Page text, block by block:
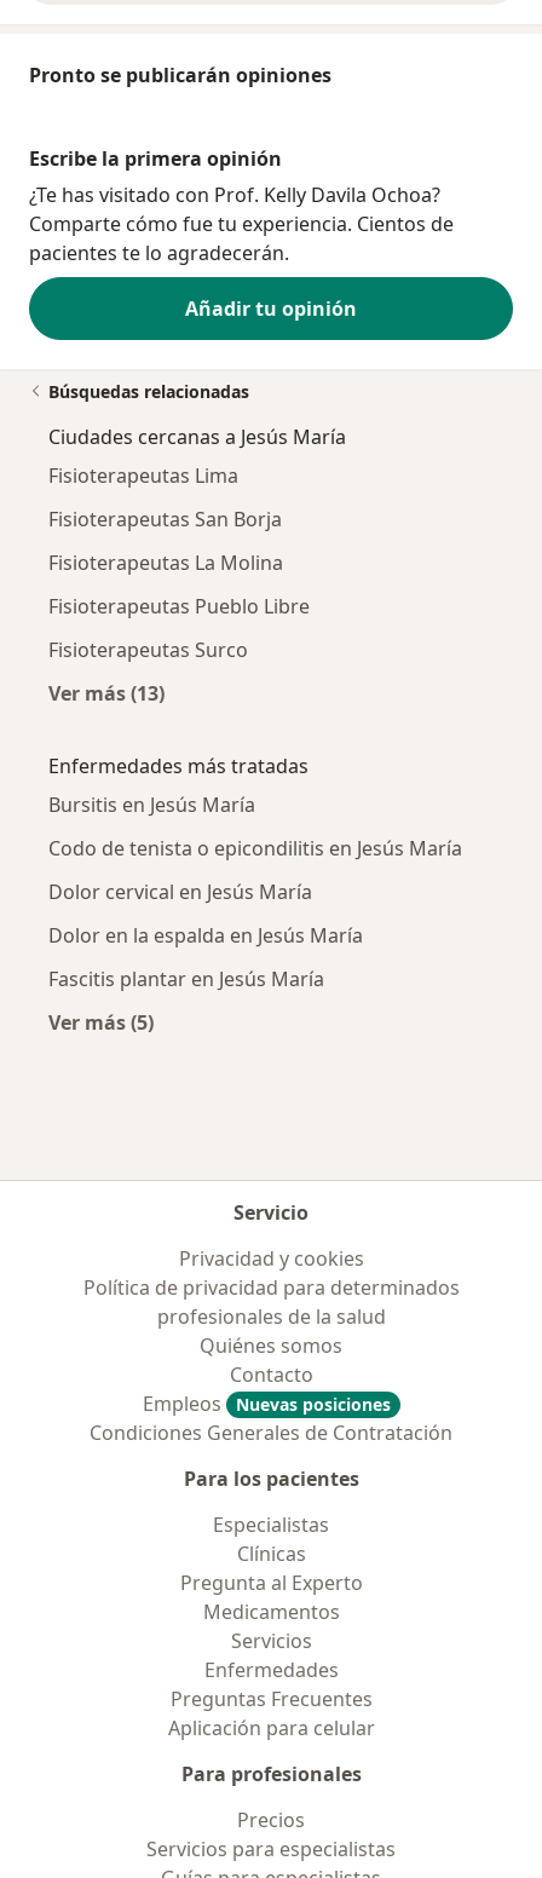
Pronto se publicarán opiniones
Escribe la primera opinión
¿Te has visitado con Prof. Kelly Davila Ochoa?
Comparte cómo fue tu experiencia. Cientos de
pacientes te lo agradecerán.
Añadir tu opinión
Búsquedas relacionadas
Ciudades cercanas a Jesús María
Fisioterapeutas Lima
Fisioterapeutas San Borja
Fisioterapeutas La Molina
Fisioterapeutas Pueblo Libre
Fisioterapeutas Surco
Ver más (13)
Enfermedades más tratadas
Bursitis en Jesús María
Codo de tenista o epicondilitis en Jesús María
Dolor cervical en Jesús María
Dolor en la espalda en Jesús María
Fascitis plantar en Jesús María
Ver más (5)
Servicio
Privacidad y cookies
Política de privacidad para determinados
profesionales de la salud
Quiénes somos
Contacto
Empleos
Nuevas posiciones
Condiciones Generales de Contratación
Para los pacientes
Especialistas
Clínicas
Pregunta al Experto
Medicamentos
Servicios
Enfermedades
Preguntas Frecuentes
Aplicación para celular
Para profesionales
Precios
Servicios para especialistas